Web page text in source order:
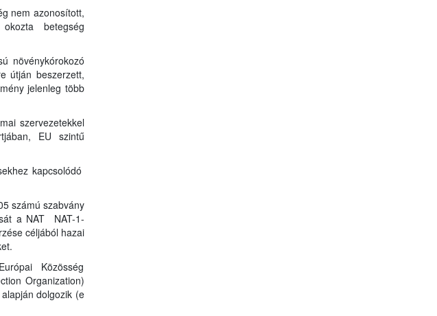
nem azonosított,
okozta betegség
növénykórokozó
útján beszerzett,
jelenleg több
szervezetekkel
EU szintű
kapcsolódó
számú szabvány
a NAT NAT-1-
céljából hazai
Közösség
Organization)
dolgozik (e